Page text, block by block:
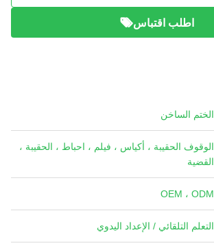
اطلب اقتباس
الختم الساخن
الوقوف الحقيبة ، أكياس ، فيلم ، احباط ، الحقيبة ،
القضية
OEM ، ODM
التعلم التلقائي / الإعداد اليدوي